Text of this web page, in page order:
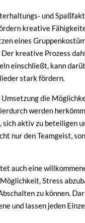
und
kreative
eines
kreative Prozess
einschließt, kann
stark fördern.
die
werden
aktiv zu beteiligen
nur den Teamgeist,
auch eine
Stress
zu können.
und lassen jeden